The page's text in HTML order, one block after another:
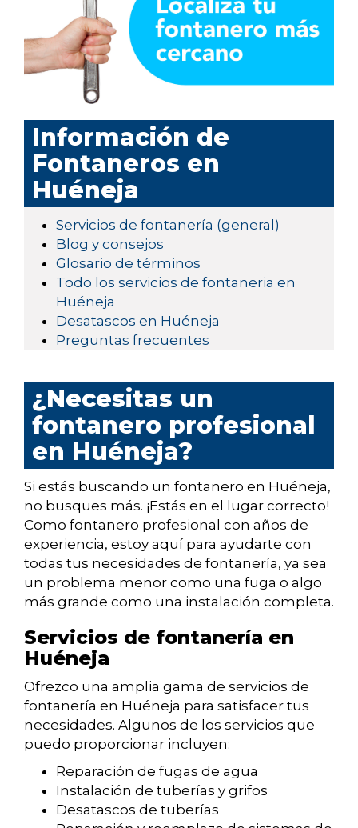
Información de
Fontaneros en
Huéneja
Servicios de fontanería (general)
Blog y consejos
Glosario de términos
Todo los servicios de fontaneria en
Huéneja
Desatascos en Huéneja
Preguntas frecuentes
¿Necesitas un
fontanero profesional
en Huéneja?
Si estás buscando un fontanero en Huéneja,
no busques más. ¡Estás en el lugar correcto!
Como fontanero profesional con años de
experiencia, estoy aquí para ayudarte con
todas tus necesidades de fontanería, ya sea
un problema menor como una fuga o algo
más grande como una instalación completa.
Servicios de fontanería en
Huéneja
Ofrezco una amplia gama de servicios de
fontanería en Huéneja para satisfacer tus
necesidades. Algunos de los servicios que
puedo proporcionar incluyen:
Reparación de fugas de agua
Instalación de tuberías y grifos
Desatascos de tuberías